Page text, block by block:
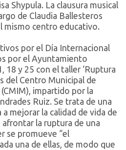
Shypula. La clausura musical
de Claudia Ballesteros
mismo centro educativo.
por el Día Internacional
por el Ayuntamiento
18 y 25 con el taller ‘Ruptura
del Centro Municipal de
impartido por la
Ruiz. Se trata de una
mejorar la calidad de vida de
la ruptura de una
se promueve “el
una de ellas, de modo que